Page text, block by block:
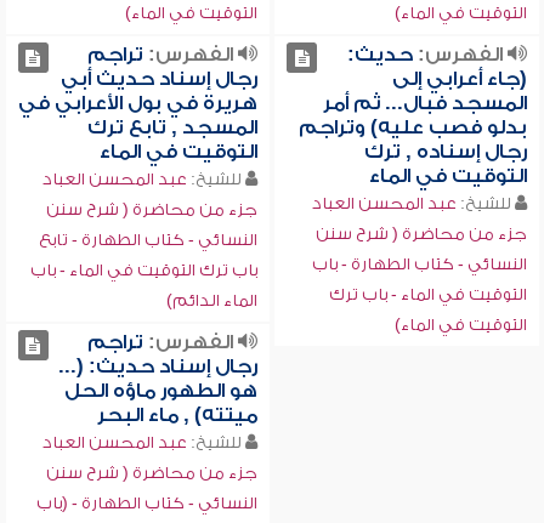
التوقيت في الماء)
التوقيت في الماء)
الفهرس:حديث:
(جاء أعرابي إلى
المسجد فبال... ثم أمر
بدلو فصب عليه) وتراجم
رجال إسناده , ترك
التوقيت في الماء
للشيخ: عبد المحسن العباد
جزء من محاضرة ( شرح سنن
النسائي - كتاب الطهارة - باب
التوقيت في الماء - باب ترك
التوقيت في الماء)
الفهرس: تراجم
رجال إسناد حديث أبي
هريرة في بول الأعرابي في
المسجد , تابع ترك
التوقيت في الماء
للشيخ: عبد المحسن العباد
جزء من محاضرة ( شرح سنن
النسائي - كتاب الطهارة - تابع
باب ترك التوقيت في الماء - باب
الماء الدائم)
الفهرس: تراجم
رجال إسناد حديث: (...
هو الطهور ماؤه الحل
ميتته) , ماء البحر
للشيخ: عبد المحسن العباد
جزء من محاضرة ( شرح سنن
النسائي - كتاب الطهارة - (باب